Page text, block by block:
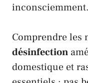
inconsciemment.
Comprendre les
désinfection
domestique et